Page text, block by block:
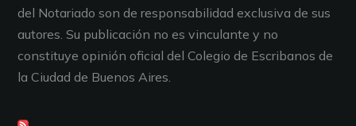
del Notariado son de responsabilidad exclusiva de sus
autores. Su publicación no es vinculante y no
constituye opinión oficial del Colegio de Escribanos de
la Ciudad de Buenos Aires.